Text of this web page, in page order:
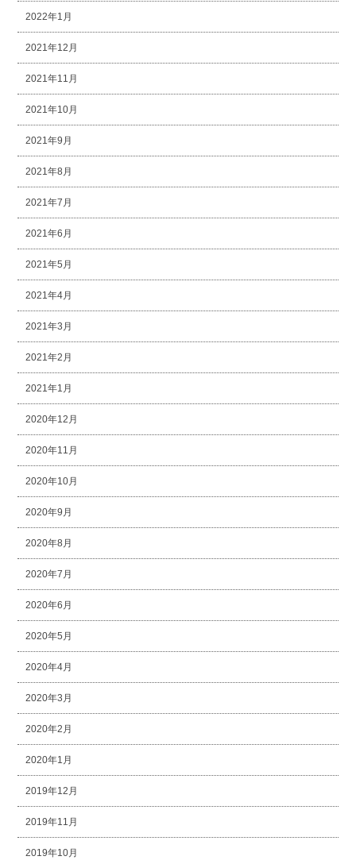
2022年1月
2021年12月
2021年11月
2021年10月
2021年9月
2021年8月
2021年7月
2021年6月
2021年5月
2021年4月
2021年3月
2021年2月
2021年1月
2020年12月
2020年11月
2020年10月
2020年9月
2020年8月
2020年7月
2020年6月
2020年5月
2020年4月
2020年3月
2020年2月
2020年1月
2019年12月
2019年11月
2019年10月